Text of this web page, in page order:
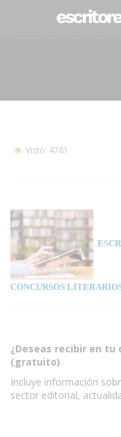
Visto: 4781
CONCURSOS
¿Deseas recibir en
(gratuito)
Incluye información
sector editorial,